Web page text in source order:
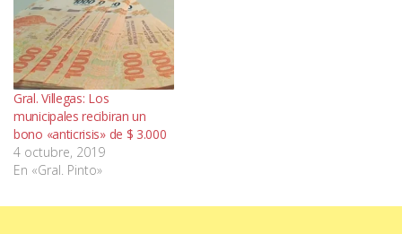
Gral. Villegas: Los
municipales recibiran un
bono «anticrisis» de $ 3.000
4 octubre, 2019
En «Gral. Pinto»